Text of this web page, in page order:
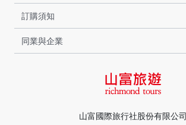
山富國際旅行社股份有限公司
訂購須知
同業與企業